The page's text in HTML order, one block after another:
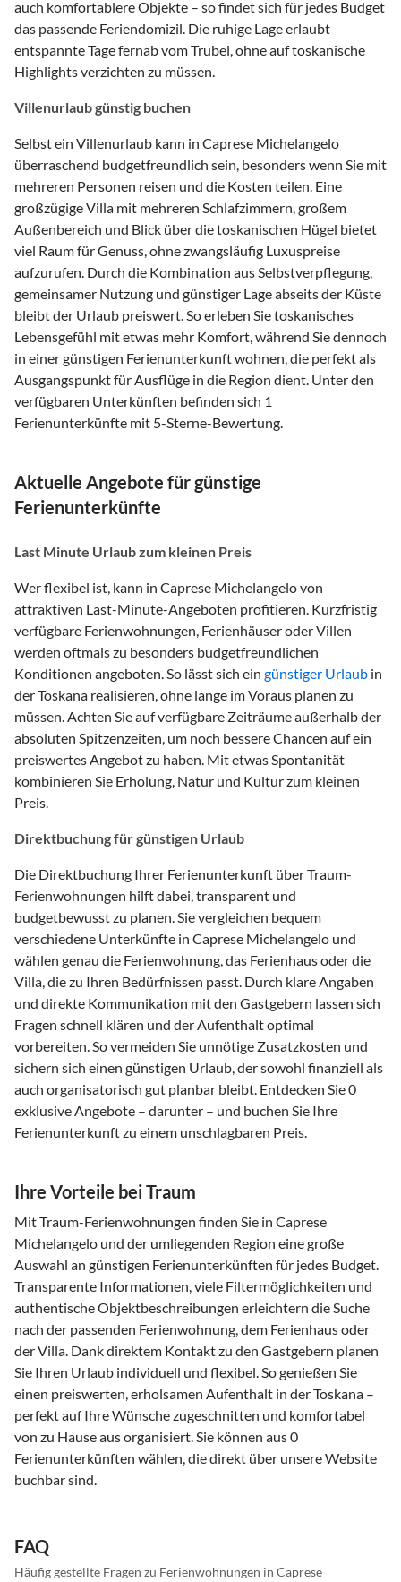
auch komfortablere Objekte – so findet sich für jedes Budget
das passende Feriendomizil. Die ruhige Lage erlaubt
entspannte Tage fernab vom Trubel, ohne auf toskanische
Highlights verzichten zu müssen.
Villenurlaub günstig buchen
Selbst ein Villenurlaub kann in Caprese Michelangelo
überraschend budgetfreundlich sein, besonders wenn Sie mit
mehreren Personen reisen und die Kosten teilen. Eine
großzügige Villa mit mehreren Schlafzimmern, großem
Außenbereich und Blick über die toskanischen Hügel bietet
viel Raum für Genuss, ohne zwangsläufig Luxuspreise
aufzurufen. Durch die Kombination aus Selbstverpflegung,
gemeinsamer Nutzung und günstiger Lage abseits der Küste
bleibt der Urlaub preiswert. So erleben Sie toskanisches
Lebensgefühl mit etwas mehr Komfort, während Sie dennoch
in einer günstigen Ferienunterkunft wohnen, die perfekt als
Ausgangspunkt für Ausflüge in die Region dient. Unter den
verfügbaren Unterkünften befinden sich 1
Ferienunterkünfte mit 5-Sterne-Bewertung.
Aktuelle Angebote für günstige
Ferienunterkünfte
Last Minute Urlaub zum kleinen Preis
Wer flexibel ist, kann in Caprese Michelangelo von
attraktiven Last-Minute-Angeboten profitieren. Kurzfristig
verfügbare Ferienwohnungen, Ferienhäuser oder Villen
werden oftmals zu besonders budgetfreundlichen
Konditionen angeboten. So lässt sich ein günstiger Urlaub in
der Toskana realisieren, ohne lange im Voraus planen zu
müssen. Achten Sie auf verfügbare Zeiträume außerhalb der
absoluten Spitzenzeiten, um noch bessere Chancen auf ein
preiswertes Angebot zu haben. Mit etwas Spontanität
kombinieren Sie Erholung, Natur und Kultur zum kleinen
Preis.
Direktbuchung für günstigen Urlaub
Die Direktbuchung Ihrer Ferienunterkunft über Traum-
Ferienwohnungen hilft dabei, transparent und
budgetbewusst zu planen. Sie vergleichen bequem
verschiedene Unterkünfte in Caprese Michelangelo und
wählen genau die Ferienwohnung, das Ferienhaus oder die
Villa, die zu Ihren Bedürfnissen passt. Durch klare Angaben
und direkte Kommunikation mit den Gastgebern lassen sich
Fragen schnell klären und der Aufenthalt optimal
vorbereiten. So vermeiden Sie unnötige Zusatzkosten und
sichern sich einen günstigen Urlaub, der sowohl finanziell als
auch organisatorisch gut planbar bleibt. Entdecken Sie 0
exklusive Angebote – darunter – und buchen Sie Ihre
Ferienunterkunft zu einem unschlagbaren Preis.
Ihre Vorteile bei Traum
Mit Traum-Ferienwohnungen finden Sie in Caprese
Michelangelo und der umliegenden Region eine große
Auswahl an günstigen Ferienunterkünften für jedes Budget.
Transparente Informationen, viele Filtermöglichkeiten und
authentische Objektbeschreibungen erleichtern die Suche
nach der passenden Ferienwohnung, dem Ferienhaus oder
der Villa. Dank direktem Kontakt zu den Gastgebern planen
Sie Ihren Urlaub individuell und flexibel. So genießen Sie
einen preiswerten, erholsamen Aufenthalt in der Toskana –
perfekt auf Ihre Wünsche zugeschnitten und komfortabel
von zu Hause aus organisiert. Sie können aus 0
Ferienunterkünften wählen, die direkt über unsere Website
buchbar sind.
FAQ
Häufig gestellte Fragen zu Ferienwohnungen in Caprese